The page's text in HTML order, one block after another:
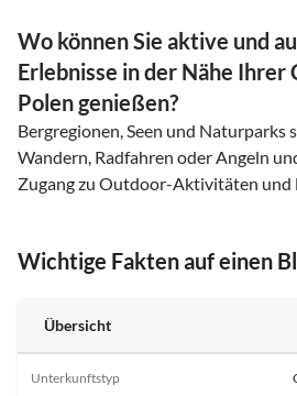
Wo können Sie aktive und
Erlebnisse in der Nähe Ihrer
Polen genießen?
Bergregionen, Seen und Naturparks
Wandern, Radfahren oder Angeln
Zugang zu Outdoor-Aktivitäten und
Wichtige Fakten auf einen
Übersicht
Unterkunftstyp